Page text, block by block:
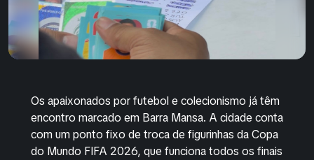
Os apaixonados por futebol e colecionismo já têm
encontro marcado em Barra Mansa. A cidade conta
com um ponto fixo de troca de figurinhas da Copa
do Mundo FIFA 2026, que funciona todos os finais